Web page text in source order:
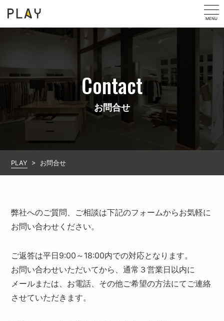
MENU
Contact
お問合せ
PLAY > お問合せ
弊社へのご質問、ご相談は下記のフォームからお気軽に
お問い合わせください。
ご返答は平日9:00～18:00内での対応となります。
お問い合わせいただいてから、通常３営業日以内に
メールまたは、お電話、その他ご希望の方法にてご連絡
させていただきます。